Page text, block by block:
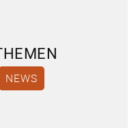
NEWS